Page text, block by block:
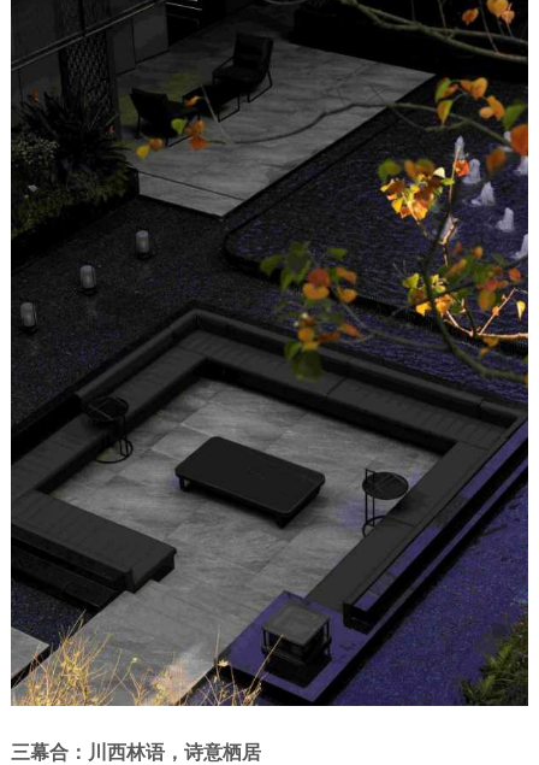
三幕合：川西林语，诗意栖居